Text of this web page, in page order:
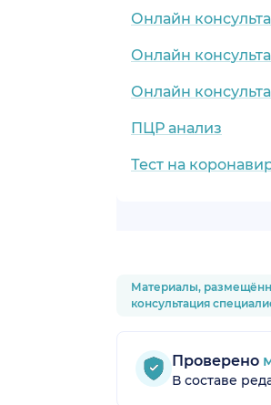
Онлайн
Онлайн
Онлайн
ПЦР анализ
Тест на
Материалы,
консультация
Проверено
В составе